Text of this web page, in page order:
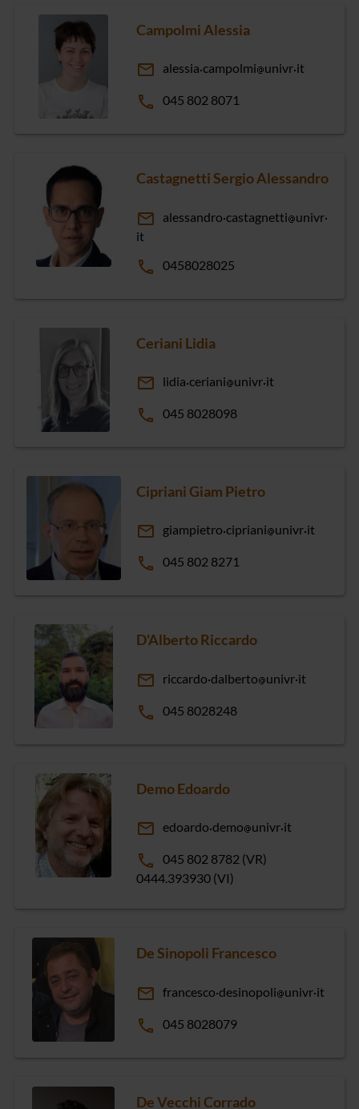
Campolmi Alessia
email alessia campolmi univr it
phone 045 802 8071
Castagnetti Sergio Alessandro
email alessandro castagnetti
univr
it
phone 0458028025
Ceriani Lidia
email lidia ceriani univr it
phone 045 8028098
Cipriani Giam Pietro
email giampietro cipriani univr it
phone 045 802 8271
D'Alberto Riccardo
email riccardo dalberto univr it
phone 045 8028248
Demo Edoardo
email edoardo demo univr it
phone
045 802 8782 (VR)
0444.393930 (VI)
De Sinopoli Francesco
email francesco desinopoli univr it
phone 045 8028079
De Vecchi Corrado